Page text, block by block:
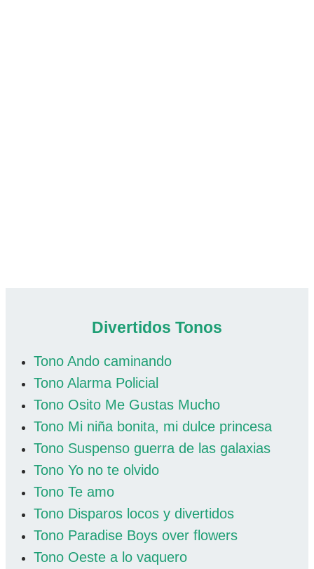
Divertidos Tonos
Tono Ando caminando
Tono Alarma Policial
Tono Osito Me Gustas Mucho
Tono Mi niña bonita, mi dulce princesa
Tono Suspenso guerra de las galaxias
Tono Yo no te olvido
Tono Te amo
Tono Disparos locos y divertidos
Tono Paradise Boys over flowers
Tono Oeste a lo vaquero